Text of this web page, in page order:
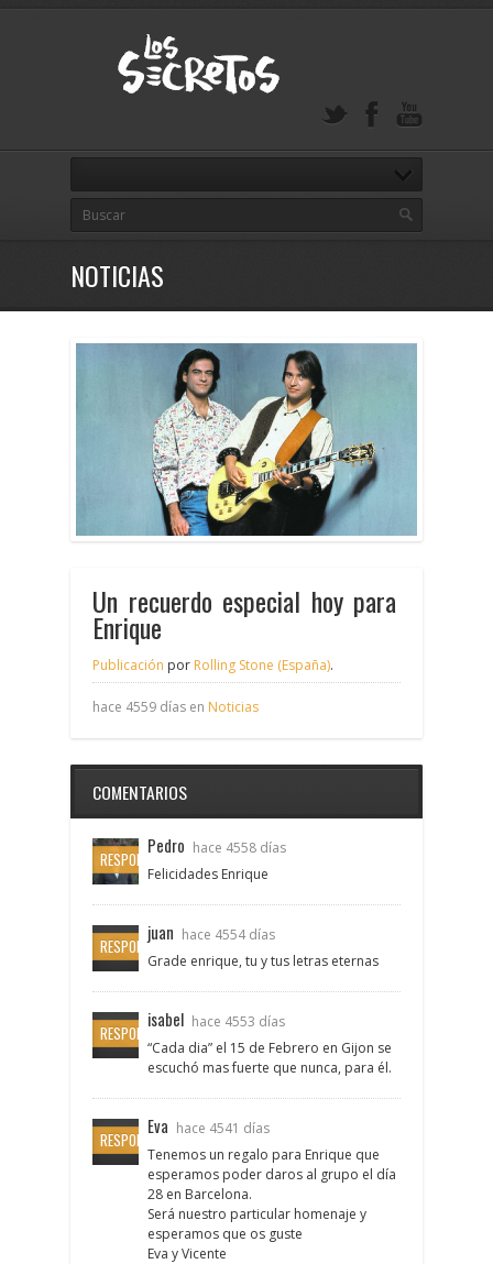
NOTICIAS
Un recuerdo especial hoy para
Enrique
Publicación por Rolling Stone (España).
hace 4559 días en Noticias
COMENTARIOS
RESPONDER
Pedro hace 4558 días
Felicidades Enrique
RESPONDER
juan hace 4554 días
Grade enrique, tu y tus letras eternas
RESPONDER
isabel hace 4553 días
“Cada dia” el 15 de Febrero en Gijon se
escuchó mas fuerte que nunca, para él.
RESPONDER
Eva hace 4541 días
Tenemos un regalo para Enrique que
esperamos poder daros al grupo el día
28 en Barcelona.
Será nuestro particular homenaje y
esperamos que os guste
Eva y Vicente